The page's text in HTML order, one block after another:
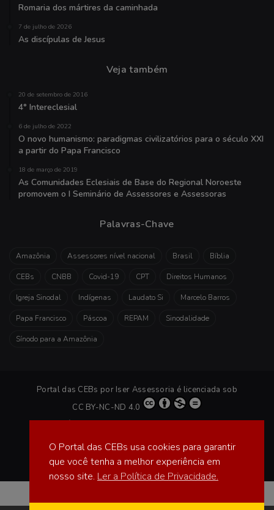
Romaria dos mártires da caminhada
7 de julho de 2026
As discípulas de Jesus
Veja também
20 de setembro de 2016
4° Intereclesial
6 de julho de 2022
O novo humanismo: paradigmas civilizatórios para o século XXI
a partir do Papa Francisco
18 de março de 2019
As Comunidades Eclesiais de Base do Regional Noroeste
promovem o I Seminário de Assessores e Assessoras
Palavras-Chave
Amazônia Assessores nível nacional Brasil Bíblia
CEBs CNBB Covid-19 CPT Direitos Humanos
Igreja Sinodal Indígenas Laudato Si Marcelo Barros
Papa Francisco Páscoa REPAM Sinodalidade
Sínodo para a Amazônia
Portal das CEBs por Iser Assessoria é licenciada sob
CC BY-NC-ND 4.0
Início Sobre Equipe Compre agora!
Facebook
X YouTubeInstagramWhatsApp
RSS
O Portal das CEBs usa cookies para garantir
que você tenha a melhor experiência em
nosso site. Ler a Política de Privacidade.